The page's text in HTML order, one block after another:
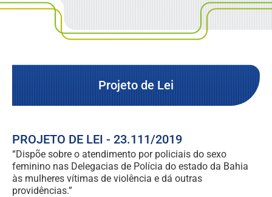
Projeto de Lei
PROJETO DE LEI - 23.111/2019
“Dispõe sobre o atendimento por policiais do sexo
feminino nas Delegacias de Polícia do estado da Bahia
às mulheres vítimas de violência e dá outras
providências.”